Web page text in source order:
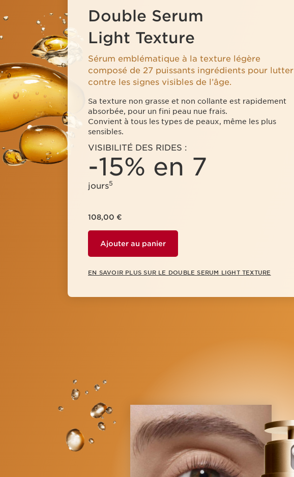
Double Serum
Light Texture
Sérum emblématique à la texture légère
composé de 27 puissants ingrédients pour lutter
contre les signes visibles de l’âge.
Sa texture non grasse et non collante est rapidement
absorbée, pour un fini peau nue frais.
Convient à tous les types de peaux, même les plus
sensibles.
VISIBILITÉ DES RIDES :
-15% en 7
jours5
108,00 €
Ajouter au panier
EN SAVOIR PLUS SUR LE DOUBLE SERUM LIGHT TEXTURE